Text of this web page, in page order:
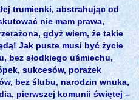
trumienki, abstrahując od
nie mam prawa,
gdyż wiem, że takie
Jak puste musi być życie
bez słodkiego uśmiechu,
sukcesów, porażek
bez ślubu, narodzin wnuka,
pierwszej komunii świętej –